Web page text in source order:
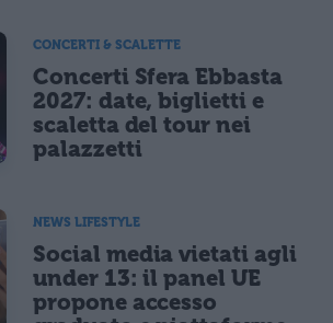
CONCERTI & SCALETTE
Concerti Sfera Ebbasta
2027: date, biglietti e
scaletta del tour nei
palazzetti
NEWS LIFESTYLE
Social media vietati agli
under 13: il panel UE
propone accesso